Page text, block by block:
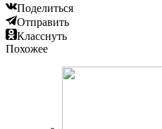
Поделиться
Отправить
Класснуть
Похожее